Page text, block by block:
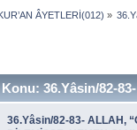
ÂYETLERİ(012) »
Konu: 36.Yâsin/82-
sayısı 19660 defa)
36.Yâsin/82-83- ALLAH,